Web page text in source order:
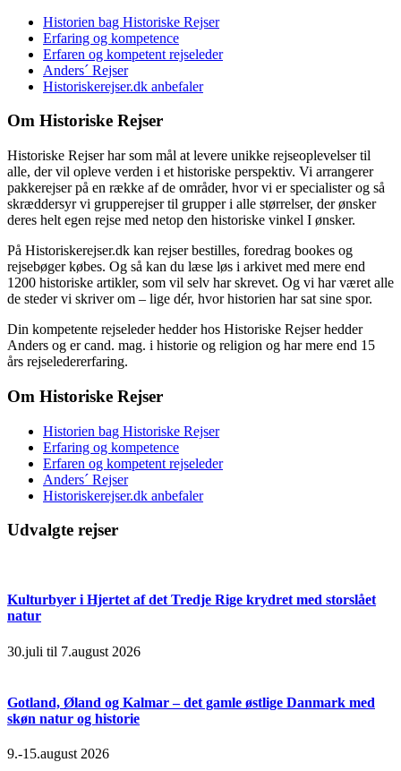
Historien bag Historiske Rejser
Erfaring og kompetence
Erfaren og kompetent rejseleder
Anders´ Rejser
Historiskerejser.dk anbefaler
Om Historiske Rejser
Historiske Rejser har som mål at levere unikke rejseoplevelser til
alle, der vil opleve verden i et historiske perspektiv. Vi arrangerer
pakkerejser på en række af de områder, hvor vi er specialister og så
skræddersyr vi grupperejser til grupper i alle størrelser, der ønsker
deres helt egen rejse med netop den historiske vinkel I ønsker.
På Historiskerejser.dk kan rejser bestilles, foredrag bookes og
rejsebøger købes. Og så kan du læse løs i arkivet med mere end
1200 historiske artikler, som vil selv har skrevet. Og vi har været alle
de steder vi skriver om – lige dér, hvor historien har sat sine spor.
Din kompetente rejseleder hedder hos Historiske Rejser hedder
Anders og er cand. mag. i historie og religion og har mere end 15
års rejseledererfaring.
Om Historiske Rejser
Historien bag Historiske Rejser
Erfaring og kompetence
Erfaren og kompetent rejseleder
Anders´ Rejser
Historiskerejser.dk anbefaler
Udvalgte rejser
Kulturbyer i Hjertet af det Tredje Rige krydret med storslået
natur
30.juli til 7.august 2026
Gotland, Øland og Kalmar – det gamle østlige Danmark med
skøn natur og historie
9.-15.august 2026